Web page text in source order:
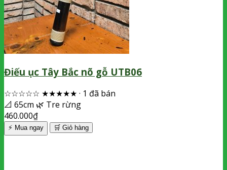
Điếu ục Tây Bắc nõ gỗ UTB06
☆☆☆☆☆ ★★★★★ · 1 đã bán
📐 65cm 🌿 Tre rừng
460.000₫
⚡ Mua ngay 🛒 Giỏ hàng